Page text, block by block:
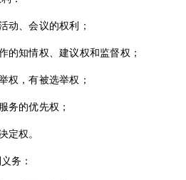
动、会议的权利；
的知情权、建议权和监督权；
权，有被选举权；
务的优先权；
定权。
务：